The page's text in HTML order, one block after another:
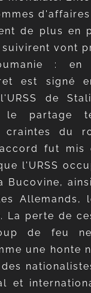
de plus en
suivirent vont
: en
est signé
de
le partage
craintes du
fut
l'URSS
Bucovine,
Allemands,
La perte de
de feu
une honte
et